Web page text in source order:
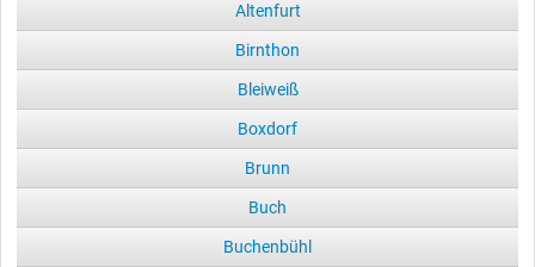
Altenfurt
Birnthon
Bleiweiß
Boxdorf
Brunn
Buch
Buchenbühl